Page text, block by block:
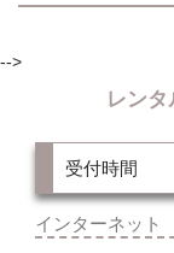
-->
レン
受付時間
インターネット